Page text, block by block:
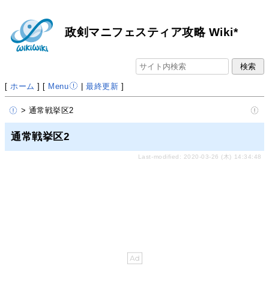
政剣マニフェスティア攻略 Wiki*
[ ホーム ] [ Menu |最終更新 ]
> 通常戦挙区2
通常戦挙区2
Last-modified: 2020-03-26 (木) 14:34:48